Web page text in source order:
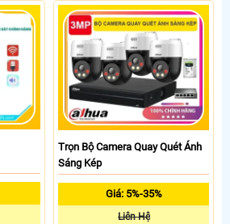
Trọn Bộ Camera Quay Quét Ánh
Sáng Kép
Giá: 5%-35%
Liên Hệ